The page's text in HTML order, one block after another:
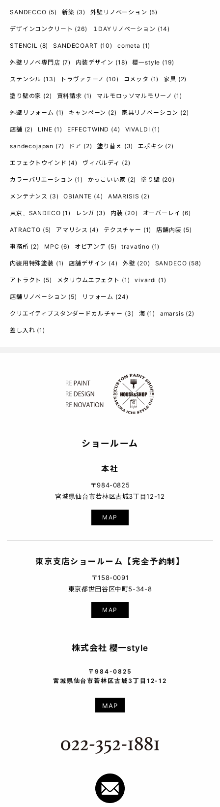
SANDECCO (5) 新築 (3) 外壁リノベーション (5)
デザインコンクリート (26) １DAYリノベーション (14)
STENCIL (8) SANDECOART (10) cometa (1)
外壁リノベ専門店 (7) 内装デザイン (18) 櫻一style (19)
ステンシル (13) トラヴァチーノ (10) コメッタ (1) 家具 (2)
塗り壁の家 (2) 資料請求 (1) マルモロッソマルモリーノ (1)
外壁リフォーム (1) キャンペーン (2) 家具リノベーション (2)
店舗 (2) LINE (1) EFFECTWIND (4) VIVALDI (1)
sandecojapan (7) ドア (2) 塗り替え (3) エポキシ (2)
エフェクトウインド (4) ヴィバルディ (2)
カラーバリエーション (1) かっこいい家 (2) 塗り壁 (20)
メンテナンス (3) OBIANTE (4) AMARISIS (2)
東京、SANDECO (1) レンガ (3) 内装 (20) オーバーレイ (6)
ATRACTO (5) アマリシス (4) テクスチャー (1) 店舗内装 (5)
事務所 (2) MPC (6) オビアンテ (5) travatino (1)
内装用特殊塗装 (1) 店舗デザイン (4) 外壁 (20) SANDECO (58)
アトラクト (5) メタリウムエフェクト (1) vivardi (1)
店舗リノベーション (5) リフォーム (24)
クリエイティブスタンダードカルチャー (3) 海 (1) amarsis (2)
差し入れ (1)
ショールーム
本社
〒984-0825
宮城県仙台市若林区古城3丁目12-12
MAP
東京支店ショールーム【完全予約制】
〒158-0091
東京都世田谷区中町5-34-8
MAP
株式会社 櫻一style
〒984-0825
宮城県仙台市若林区古城3丁目12-12
MAP